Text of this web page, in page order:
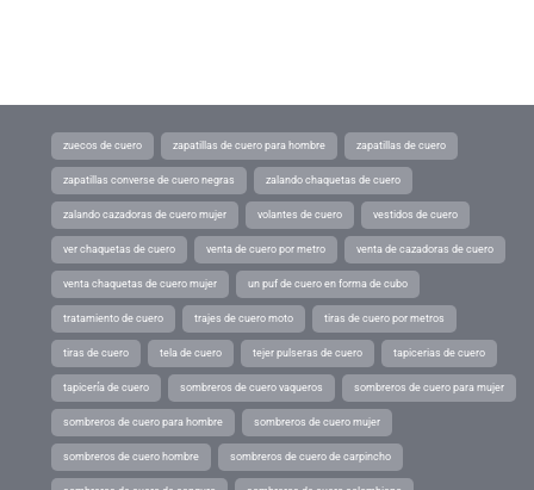
zuecos de cuero zapatillas de cuero para hombre zapatillas de cuero
zapatillas converse de cuero negras zalando chaquetas de cuero
zalando cazadoras de cuero mujer volantes de cuero vestidos de cuero
ver chaquetas de cuero venta de cuero por metro venta de cazadoras de cuero
venta chaquetas de cuero mujer un puf de cuero en forma de cubo
tratamiento de cuero trajes de cuero moto tiras de cuero por metros
tiras de cuero tela de cuero tejer pulseras de cuero tapicerias de cuero
tapicería de cuero sombreros de cuero vaqueros sombreros de cuero para mujer
sombreros de cuero para hombre sombreros de cuero mujer
sombreros de cuero hombre sombreros de cuero de carpincho